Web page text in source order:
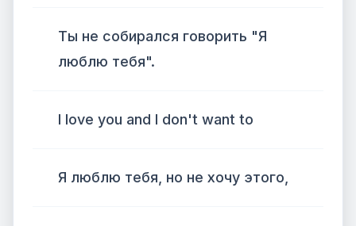
Ты не собирался говорить "Я
люблю тебя".
I love you and I don't want to
Я люблю тебя, но не хочу этого,